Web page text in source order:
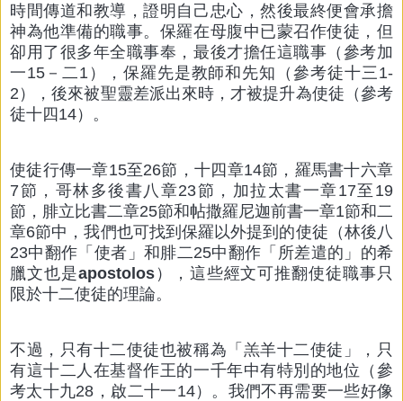
時間傳道和教導，證明自己忠心，然後最終便會承擔
神為他準備的職事。保羅在母腹中已蒙召作使徒，但
卻用了很多年全職事奉，最後才擔任這職事（參考加
一15－二1），保羅先是教師和先知（參考徒十三1-
2），後來被聖靈差派出來時，才被提升為使徒（參考
徒十四14）。
使徒行傳一章15至26節，十四章14節，羅馬書十六章
7節，哥林多後書八章23節，加拉太書一章17至19
節，腓立比書二章25節和帖撒羅尼迦前書一章1節和二
章6節中，我們也可找到保羅以外提到的使徒（林後八
23中翻作「使者」和腓二25中翻作「所差遣的」的希
臘文也是apostolos），這些經文可推翻使徒職事只
限於十二使徒的理論。
不過，只有十二使徒也被稱為「羔羊十二使徒」，只
有這十二人在基督作王的一千年中有特別的地位（參
考太十九28，啟二十一14）。我們不再需要一些好像